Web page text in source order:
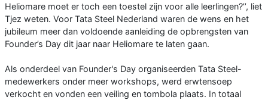
Heliomare moet er toch een toestel zijn voor alle leerlingen?’’, liet
Tjez weten. Voor Tata Steel Nederland waren de wens en het
jubileum meer dan voldoende aanleiding de opbrengsten van
Founder’s Day dit jaar naar Heliomare te laten gaan.
Als onderdeel van Founder's Day organiseerden Tata Steel-
medewerkers onder meer workshops, werd erwtensoep
verkocht en vonden een veiling en tombola plaats. In totaal